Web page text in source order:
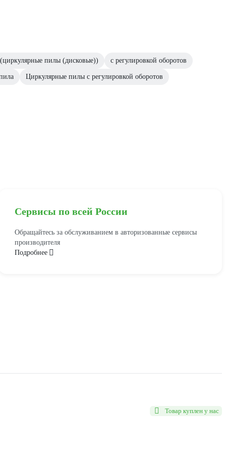
пилы (дисковые)) с регулировкой оборотов
Циркулярные пилы с регулировкой оборотов
Сервисы по всей России
Обращайтесь за обслуживанием в авторизованные сервисы
производителя
Подробнее
Товар куплен у нас